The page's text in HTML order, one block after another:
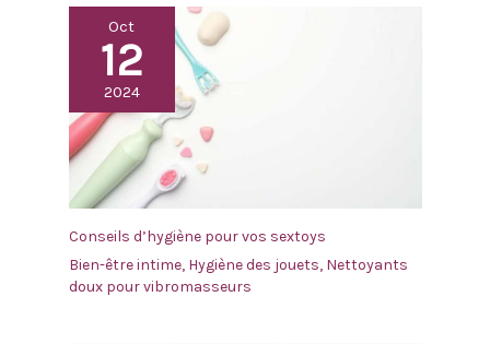
Oct
12
2024
Conseils d’hygiène pour vos sextoys
Bien-être intime, Hygiène des jouets, Nettoyants
doux pour vibromasseurs